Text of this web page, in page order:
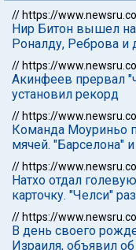
// https://
Нир Битон вышел
Роналду, Реброва и
// https://
Акинфеев прервал
установил рекорд
// https://
Команда Моуриньо
мячей. "Барселона"
// https://
Натхо отдал
карточку. "Челси"
// https://
В день своего
Израиля, объявил